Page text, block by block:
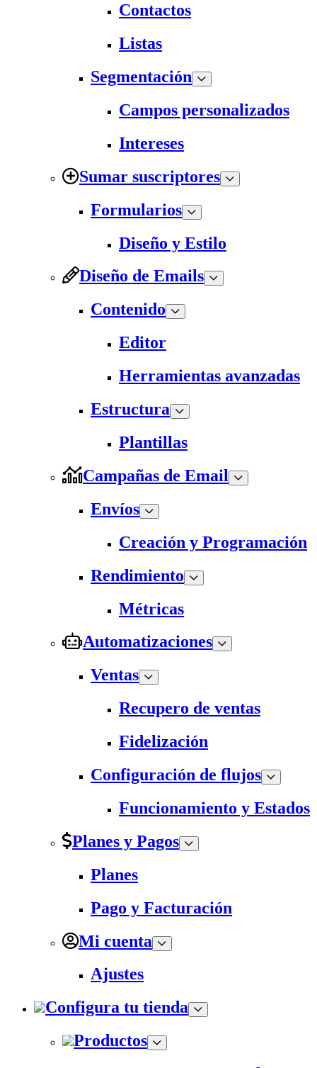
Contactos
Listas
Segmentación
Campos personalizados
Intereses
Sumar suscriptores
Formularios
Diseño y Estilo
Diseño de Emails
Contenido
Editor
Herramientas avanzadas
Estructura
Plantillas
Campañas de Email
Envíos
Creación y Programación
Rendimiento
Métricas
Automatizaciones
Ventas
Recupero de ventas
Fidelización
Configuración de flujos
Funcionamiento y Estados
Planes y Pagos
Planes
Pago y Facturación
Mi cuenta
Ajustes
Configura tu tienda
Productos